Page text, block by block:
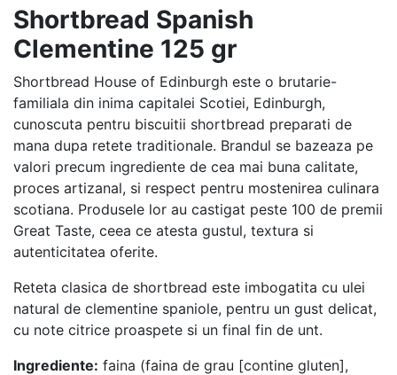
Shortbread Spanish
Clementine 125 gr
Shortbread House of Edinburgh este o brutarie-
familiala din inima capitalei Scotiei, Edinburgh,
cunoscuta pentru biscuitii shortbread preparati de
mana dupa retete traditionale. Brandul se bazeaza pe
valori precum ingrediente de cea mai buna calitate,
proces artizanal, si respect pentru mostenirea culinara
scotiana. Produsele lor au castigat peste 100 de premii
Great Taste, ceea ce atesta gustul, textura si
autenticitatea oferite.
Reteta clasica de shortbread este imbogatita cu ulei
natural de clementine spaniole, pentru un gust delicat,
cu note citrice proaspete si un final fin de unt.
Ingrediente: faina (faina de grau [contine gluten],